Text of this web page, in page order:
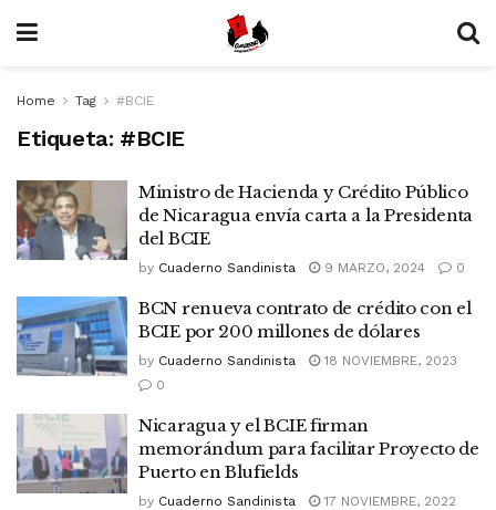
Home Tag #BCIE
Etiqueta: #BCIE
Ministro de Hacienda y Crédito Público
de Nicaragua envía carta a la Presidenta
del BCIE
by Cuaderno Sandinista 9 MARZO, 2024 0
BCN renueva contrato de crédito con el
BCIE por 200 millones de dólares
by Cuaderno Sandinista
18 NOVIEMBRE, 2023
0
Nicaragua y el BCIE firman
memorándum para facilitar Proyecto de
Puerto en Blufields
by Cuaderno Sandinista
17 NOVIEMBRE, 2022